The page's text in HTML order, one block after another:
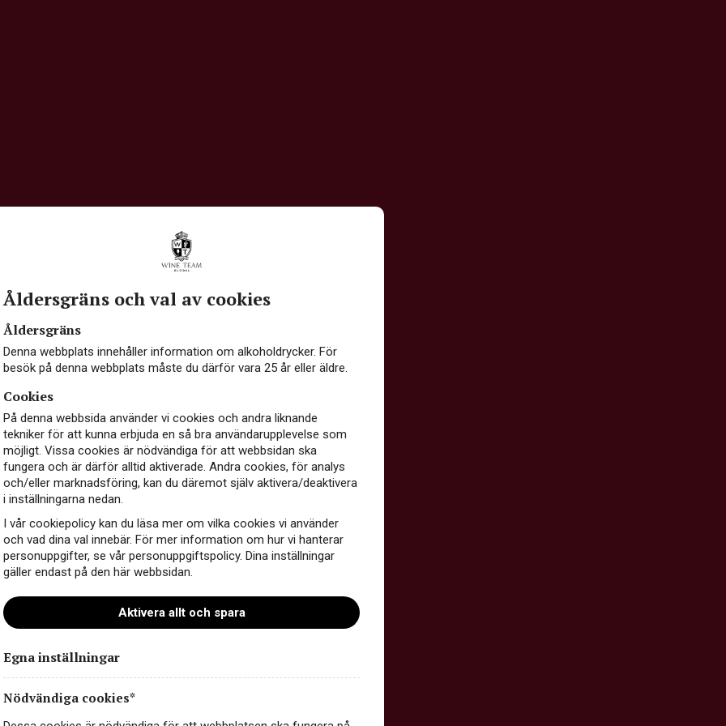
Åldersgräns och val av cookies
Åldersgräns
Denna webbplats innehåller information om alkoholdrycker. För
besök på denna webbplats måste du därför vara 25 år eller äldre.
Cookies
På denna webbsida använder vi cookies och andra liknande
tekniker för att kunna erbjuda en så bra användarupplevelse som
möjligt. Vissa cookies är nödvändiga för att webbsidan ska
fungera och är därför alltid aktiverade. Andra cookies, för analys
och/eller marknadsföring, kan du däremot själv aktivera/deaktivera
i inställningarna nedan.
I vår cookiepolicy kan du läsa mer om vilka cookies vi använder
och vad dina val innebär. För mer information om hur vi hanterar
personuppgifter, se vår personuppgiftspolicy. Dina inställningar
gäller endast på den här webbsidan.
Aktivera allt och spara
Egna inställningar
Nödvändiga cookies*